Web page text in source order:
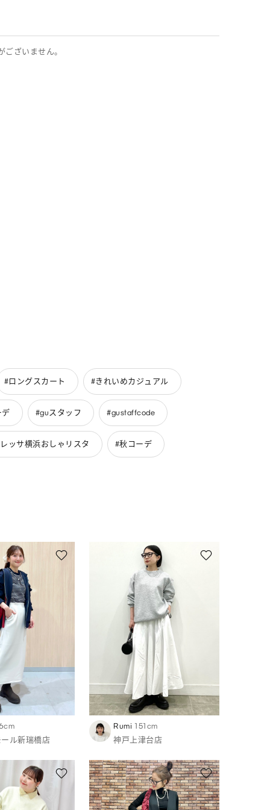
ざいません。
#ロングスカート #きれいめカジュアル
デ #guスタッフ #gustaffcode
ッサ横浜おしゃリスタ #秋コーデ
ル新瑞橋店
Rumi 151cm
神戸上津台店